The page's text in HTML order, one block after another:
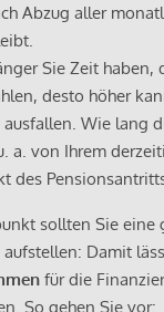
Abzug aller
Sie Zeit haben,
desto höher
ausfallen. Wie lang
a. von Ihrem
des
sollten Sie eine
aufstellen: Damit
für die
So gehen Sie vor: